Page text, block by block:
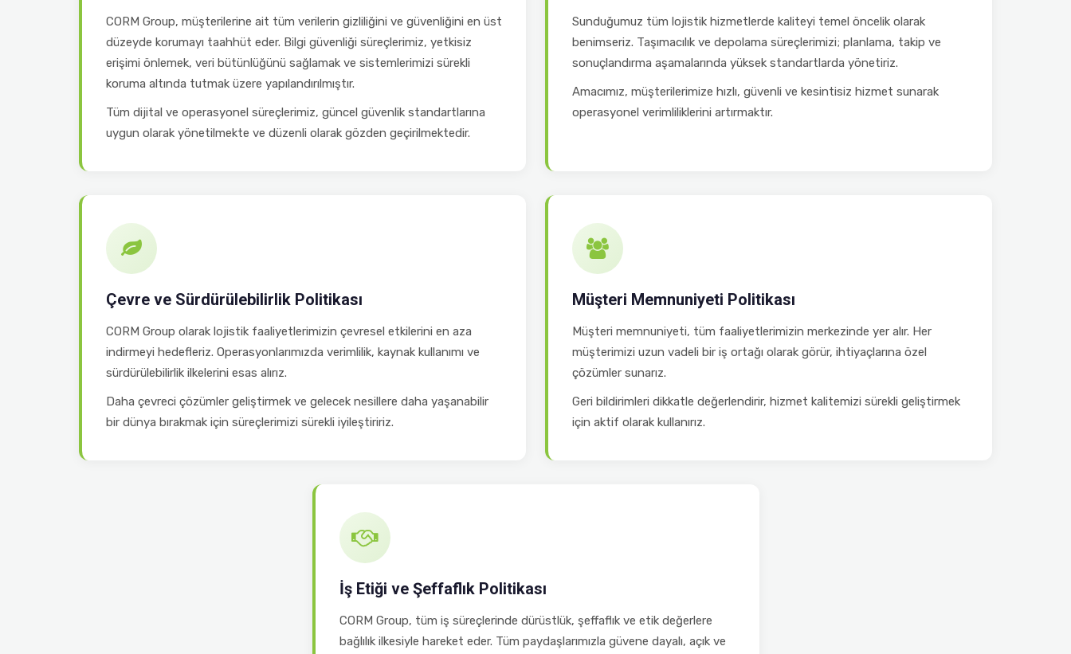
CORM Group, müşterilerine ait tüm verilerin gizliliğini ve güvenliğini en üst
düzeyde korumayı taahhüt eder. Bilgi güvenliği süreçlerimiz, yetkisiz
erişimi önlemek, veri bütünlüğünü sağlamak ve sistemlerimizi sürekli
koruma altında tutmak üzere yapılandırılmıştır.
Tüm dijital ve operasyonel süreçlerimiz, güncel güvenlik standartlarına
uygun olarak yönetilmekte ve düzenli olarak gözden geçirilmektedir.
Sunduğumuz tüm lojistik hizmetlerde kaliteyi temel öncelik olarak
benimseriz. Taşımacılık ve depolama süreçlerimizi; planlama, takip ve
sonuçlandırma aşamalarında yüksek standartlarda yönetiriz.
Amacımız, müşterilerimize hızlı, güvenli ve kesintisiz hizmet sunarak
operasyonel verimliliklerini artırmaktır.
Çevre ve Sürdürülebilirlik Politikası
CORM Group olarak lojistik faaliyetlerimizin çevresel etkilerini en aza
indirmeyi hedefleriz. Operasyonlarımızda verimlilik, kaynak kullanımı ve
sürdürülebilirlik ilkelerini esas alırız.
Daha çevreci çözümler geliştirmek ve gelecek nesillere daha yaşanabilir
bir dünya bırakmak için süreçlerimizi sürekli iyileştiririz.
Müşteri Memnuniyeti Politikası
Müşteri memnuniyeti, tüm faaliyetlerimizin merkezinde yer alır. Her
müşterimizi uzun vadeli bir iş ortağı olarak görür, ihtiyaçlarına özel
çözümler sunarız.
Geri bildirimleri dikkatle değerlendirir, hizmet kalitemizi sürekli geliştirmek
için aktif olarak kullanırız.
İş Etiği ve Şeffaflık Politikası
CORM Group, tüm iş süreçlerinde dürüstlük, şeffaflık ve etik değerlere
bağlılık ilkesiyle hareket eder. Tüm paydaşlarımızla güvene dayalı, açık ve